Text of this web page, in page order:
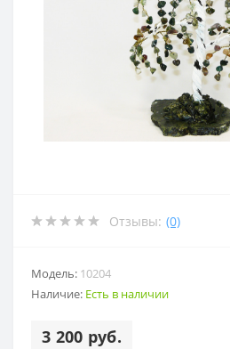
Отзывы: (0)
Модель: 10204
Наличие: Есть в наличии
3 200 руб.